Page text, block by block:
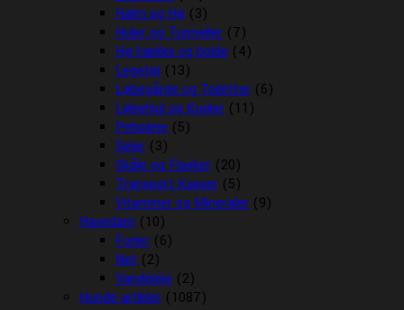
Halm og Hø (3)
Huler og Tunneller (7)
Hø hække og bolde (4)
Legetøj (13)
Løbegårde og Toiletter (6)
Løbehjul og Kugler (11)
Pelspleje (5)
Seler (3)
Skåle og Flasker (20)
Transport Kasser (5)
Vitaminer og Mineraler (9)
Havedam (10)
Foder (6)
Net (2)
Vandpleje (2)
Hunde artikler (1087)